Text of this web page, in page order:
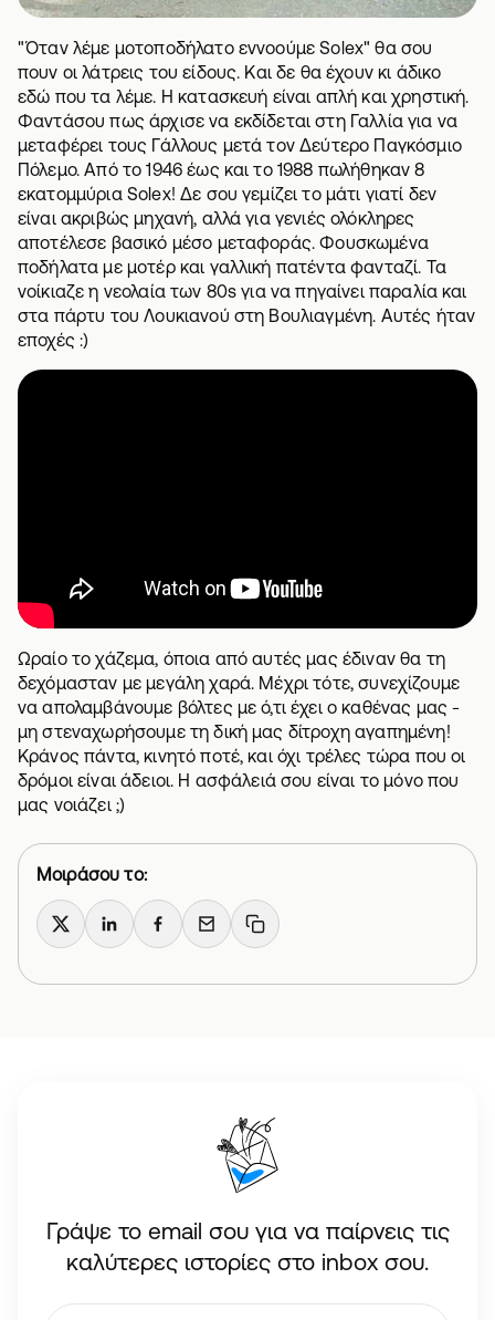
"Όταν λέμε μοτοποδήλατο εννοούμε Solex" θα σου
πουν οι λάτρεις του είδους. Και δε θα έχουν κι άδικο
εδώ που τα λέμε. Η κατασκευή είναι απλή και χρηστική.
Φαντάσου πως άρχισε να εκδίδεται στη Γαλλία για να
μεταφέρει τους Γάλλους μετά τον Δεύτερο Παγκόσμιο
Πόλεμο. Από το 1946 έως και το 1988 πωλήθηκαν 8
εκατομμύρια Solex! Δε σου γεμίζει το μάτι γιατί δεν
είναι ακριβώς μηχανή, αλλά για γενιές ολόκληρες
αποτέλεσε βασικό μέσο μεταφοράς. Φουσκωμένα
ποδήλατα με μοτέρ και γαλλική πατέντα φανταζί. Τα
νοίκιαζε η νεολαία των 80s για να πηγαίνει παραλία και
στα πάρτυ του Λουκιανού στη Βουλιαγμένη. Αυτές ήταν
εποχές :)
Ωραίο το χάζεμα, όποια από αυτές μας έδιναν θα τη
δεχόμασταν με μεγάλη χαρά. Μέχρι τότε, συνεχίζουμε
να απολαμβάνουμε βόλτες με ό,τι έχει ο καθένας μας -
μη στεναχωρήσουμε τη δική μας δίτροχη αγαπημένη!
Κράνος πάντα, κινητό ποτέ, και όχι τρέλες τώρα που οι
δρόμοι είναι άδειοι. Η ασφάλειάσου είναι το μόνο που
μας νοιάζει ;)
Μοιράσου το:
X LinkedInFacebook
Email Copy link
Γράψε το email σου για να παίρνεις τις
καλύτερες ιστορίες στο inbox σου.